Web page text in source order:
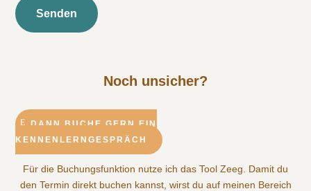
Senden
Noch unsicher?
DANN BUCHE GERN EIN
KENNENLERNGESPRÄCH
Für die Buchungsfunktion nutze ich das Tool Zeeg. Damit du
den Termin direkt buchen kannst, wirst du auf meinen Bereich